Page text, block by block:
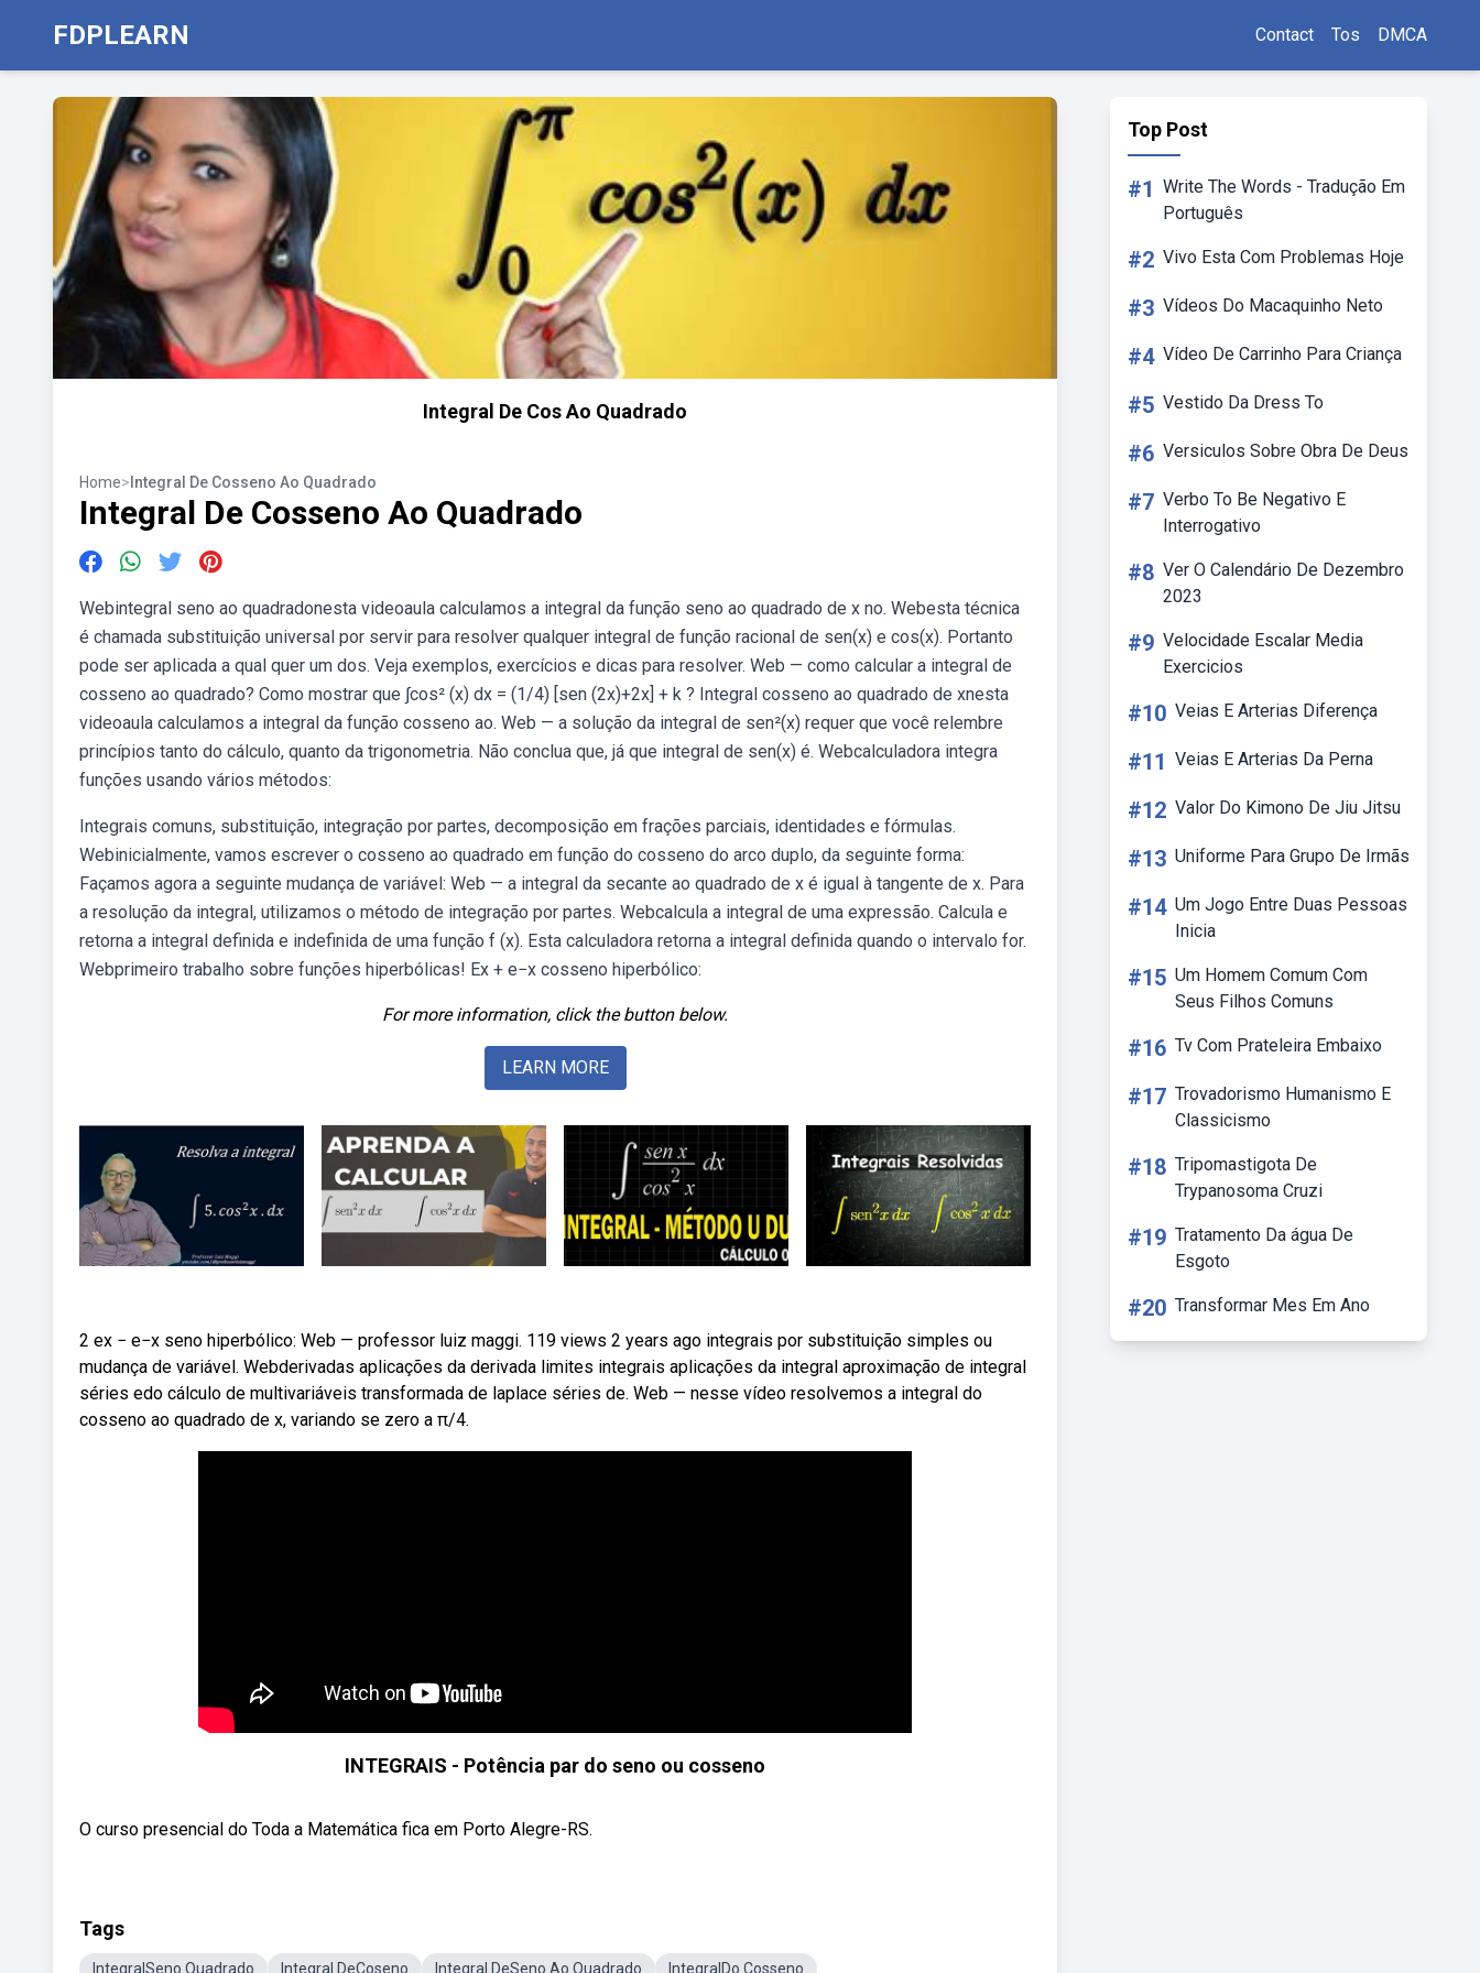
FDPLEARN Contact Tos DMCA
Integral De Cos Ao Quadrado
Home> Integral De Cosseno Ao Quadrado
Integral De Cosseno Ao Quadrado
Webintegral seno ao quadradonesta videoaula calculamos a integral da função seno ao quadrado de x no. Webesta técnica
é chamada substituição universal por servir para resolver qualquer integral de função racional de sen(x) e cos(x). Portanto
pode ser aplicada a qual quer um dos. Veja exemplos, exercícios e dicas para resolver. Web — como calcular a integral de
cosseno ao quadrado? Como mostrar que ∫cos² (x) dx = (1/4) [sen (2x)+2x] + k ? Integral cosseno ao quadrado de xnesta
videoaula calculamos a integral da função cosseno ao. Web — a solução da integral de sen²(x) requer que você relembre
princípios tanto do cálculo, quanto da trigonometria. Não conclua que, já que integral de sen(x) é. Webcalculadora integra
funções usando vários métodos:
Integrais comuns, substituição, integração por partes, decomposição em frações parciais, identidades e fórmulas.
Webinicialmente, vamos escrever o cosseno ao quadrado em função do cosseno do arco duplo, da seguinte forma:
Façamos agora a seguinte mudança de variável: Web — a integral da secante ao quadrado de x é igual à tangente de x. Para
a resolução da integral, utilizamos o método de integração por partes. Webcalcula a integral de uma expressão. Calcula e
retorna a integral definida e indefinida de uma função f (x). Esta calculadora retorna a integral definida quando o intervalo for.
Webprimeiro trabalho sobre funções hiperbólicas! Ex + e−x cosseno hiperbólico:
For more information, click the button below.
LEARN MORE
2 ex − e−x seno hiperbólico: Web — professor luiz maggi. 119 views 2 years ago integrais por substituição simples ou
mudança de variável. Webderivadas aplicações da derivada limites integrais aplicações da integral aproximação de integral
séries edo cálculo de multivariáveis transformada de laplace séries de. Web — nesse vídeo resolvemos a integral do
cosseno ao quadrado de x, variando se zero a π/4.
INTEGRAIS - Potência par do seno ou cosseno
O curso presencial do Toda a Matemática fica em Porto Alegre-RS.
Tags
IntegralSeno Quadrado Integral DeCoseno Integral DeSeno Ao Quadrado IntegralDo Cosseno
Top Post
#1 Write The Words - Tradução Em
Português
#2 Vivo Esta Com Problemas Hoje
#3 Vídeos Do Macaquinho Neto
#4 Vídeo De Carrinho Para Criança
#5 Vestido Da Dress To
#6 Versiculos Sobre Obra De Deus
#7 Verbo To Be Negativo E
Interrogativo
#8 Ver O Calendário De Dezembro
2023
#9 Velocidade Escalar Media
Exercicios
#10 Veias E Arterias Diferença
#11 Veias E Arterias Da Perna
#12 Valor Do Kimono De Jiu Jitsu
#13 Uniforme Para Grupo De Irmãs
#14 Um Jogo Entre Duas Pessoas
Inicia
#15 Um Homem Comum Com
Seus Filhos Comuns
#16 Tv Com Prateleira Embaixo
#17 Trovadorismo Humanismo E
Classicismo
#18 Tripomastigota De
Trypanosoma Cruzi
#19 Tratamento Da água De
Esgoto
#20 Transformar Mes Em Ano